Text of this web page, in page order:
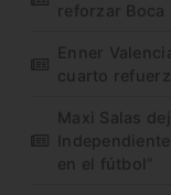
reforzar Boca
Enner
cuarto
Maxi Salas
en el fútbol”